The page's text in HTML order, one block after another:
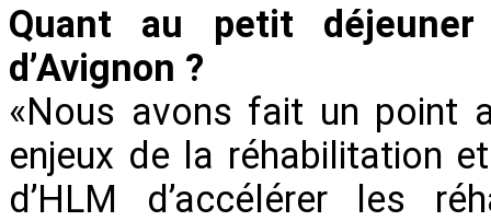
Quant au petit
d’Avignon ?
«Nous avons fait un point
enjeux de la réhabilitation
d’HLM d’accélérer les